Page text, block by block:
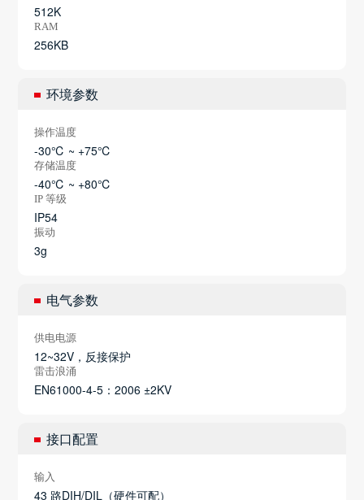
512K
RAM
256KB
环境参数
操作温度
-30℃ ~ +75℃
存储温度
-40℃ ~ +80℃
IP 等级
IP54
振动
3g
电气参数
供电电源
12~32V，反接保护
雷击浪涌
EN61000-4-5：2006 ±2KV
接口配置
输入
43 路DIH/DIL（硬件可配）